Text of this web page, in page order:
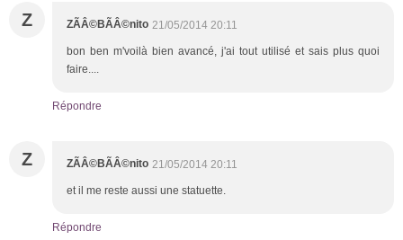
Z ZÃÂ©BÃÂ©nito 21/05/2014 20:11
bon ben m'voilà bien avancé, j'ai tout utilisé et sais plus quoi
faire....
Répondre
Z ZÃÂ©BÃÂ©nito 21/05/2014 20:11
et il me reste aussi une statuette.
Répondre